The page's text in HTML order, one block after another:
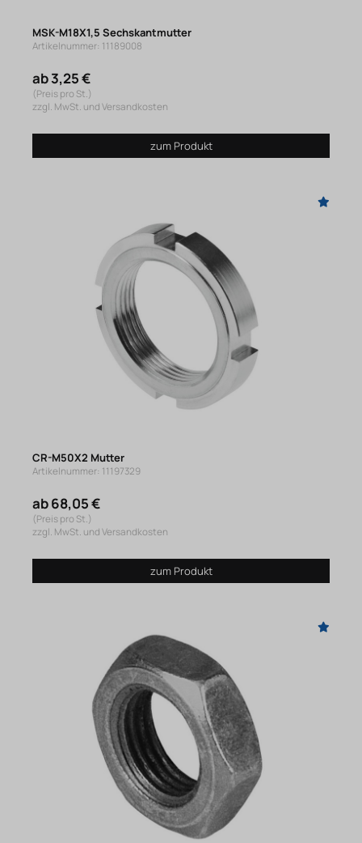
MSK-M18X1,5 Sechskantmutter
Artikelnummer: 11189008
ab 3,25 €
(Preis pro St.)
zzgl. MwSt. und Versandkosten
zum Produkt
CR-M50X2 Mutter
Artikelnummer: 11197329
ab 68,05 €
(Preis pro St.)
zzgl. MwSt. und Versandkosten
zum Produkt